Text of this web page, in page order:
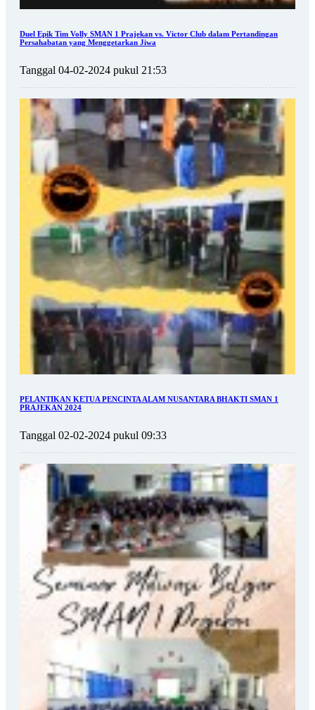
Duel Epik Tim Volly SMAN 1 Prajekan vs. Victor Club dalam Pertandingan
Persahabatan yang Menggetarkan Jiwa
Tanggal 04-02-2024 pukul 21:53
PELANTIKAN KETUA PENCINTA ALAM NUSANTARA BHAKTI SMAN 1
PRAJEKAN 2024
Tanggal 02-02-2024 pukul 09:33